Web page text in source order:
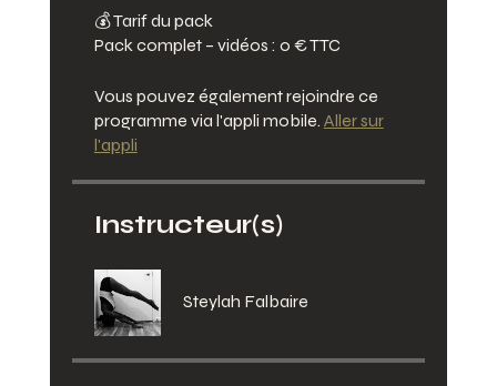
💰 Tarif du pack
Pack complet – vidéos : 0 € TTC
Vous pouvez également rejoindre ce
programme via l'appli mobile. Aller sur
l'appli
Instructeur(s)
Steylah Falbaire